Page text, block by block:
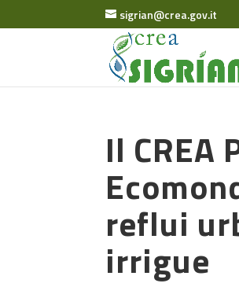
sigrian@crea.gov.it
Il CREA
reflui
irrigue